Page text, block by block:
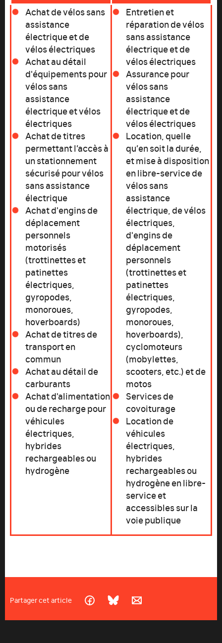
Achat de vélos sans
assistance
électrique et de
vélos électriques
Achat au détail
d'équipements pour
vélos sans
assistance
électrique et vélos
électriques
Achat de titres
permettant l’accès à
un stationnement
sécurisé pour vélos
sans assistance
électrique
Achat d'engins de
déplacement
personnels
motorisés
(trottinettes et
patinettes
électriques,
gyropodes,
monoroues,
hoverboards)
Achat de titres de
transport en
commun
Achat au détail de
carburants
Achat d'alimentation
ou de recharge pour
véhicules
électriques,
hybrides
rechargeables ou
hydrogène
Entretien et
réparation de vélos
sans assistance
électrique et de
vélos électriques
Assurance pour
vélos sans
assistance
électrique et de
vélos électriques
Location, quelle
qu’en soit la durée,
et mise à disposition
en libre-service de
vélos sans
assistance
électrique, de vélos
électriques,
d'engins de
déplacement
personnels
(trottinettes et
patinettes
électriques,
gyropodes,
monoroues,
hoverboards),
cyclomoteurs
(mobylettes,
scooters, etc.) et de
motos
Services de
covoiturage
Location de
véhicules
électriques,
hybrides
rechargeables ou
hydrogène en libre-
service et
accessibles sur la
voie publique
Partager cet article